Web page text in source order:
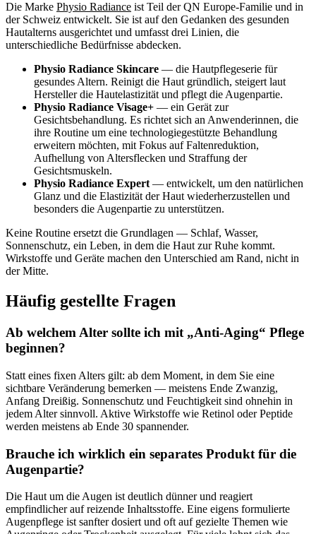
Die Marke Physio Radiance ist Teil der QN Europe-Familie und in
der Schweiz entwickelt. Sie ist auf den Gedanken des gesunden
Hautalterns ausgerichtet und umfasst drei Linien, die
unterschiedliche Bedürfnisse abdecken.
Physio Radiance Skincare — die Hautpflegeserie für
gesundes Altern. Reinigt die Haut gründlich, steigert laut
Hersteller die Hautelastizität und pflegt die Augenpartie.
Physio Radiance Visage+ — ein Gerät zur
Gesichtsbehandlung. Es richtet sich an Anwenderinnen, die
ihre Routine um eine technologiegestützte Behandlung
erweitern möchten, mit Fokus auf Faltenreduktion,
Aufhellung von Altersflecken und Straffung der
Gesichtsmuskeln.
Physio Radiance Expert— entwickelt, um den natürlichen
Glanz und die Elastizität der Haut wiederherzustellen und
besonders die Augenpartie zu unterstützen.
Keine Routine ersetzt die Grundlagen — Schlaf, Wasser,
Sonnenschutz, ein Leben, in dem die Haut zur Ruhe kommt.
Wirkstoffe und Geräte machen den Unterschied am Rand, nicht in
der Mitte.
Häufig gestellte Fragen
Ab welchem Alter sollte ich mit „Anti-Aging“ Pflege
beginnen?
Statt eines fixen Alters gilt: ab dem Moment, in dem Sie eine
sichtbare Veränderung bemerken — meistens Ende Zwanzig,
Anfang Dreißig. Sonnenschutz und Feuchtigkeit sind ohnehin in
jedem Alter sinnvoll. Aktive Wirkstoffe wie Retinol oder Peptide
werden meistens ab Ende 30 spannender.
Brauche ich wirklich ein separates Produkt für die
Augenpartie?
Die Haut um die Augen ist deutlich dünner und reagiert
empfindlicher auf reizende Inhaltsstoffe. Eine eigens formulierte
Augenpflege ist sanfter dosiert und oft auf gezielte Themen wie